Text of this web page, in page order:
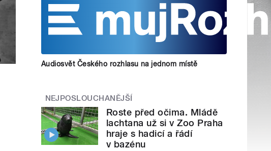
Audiosvět Českého rozhlasu na jednom místě
NEJPOSLOUCHANĚJŠÍ
Roste před očima. Mládě
lachtana už si v Zoo Praha
hraje s hadicí a řádí
v bazénu